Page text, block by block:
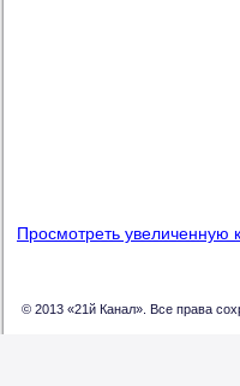
Просмотреть увеличенную
© 2013 «21й Канал». Все права